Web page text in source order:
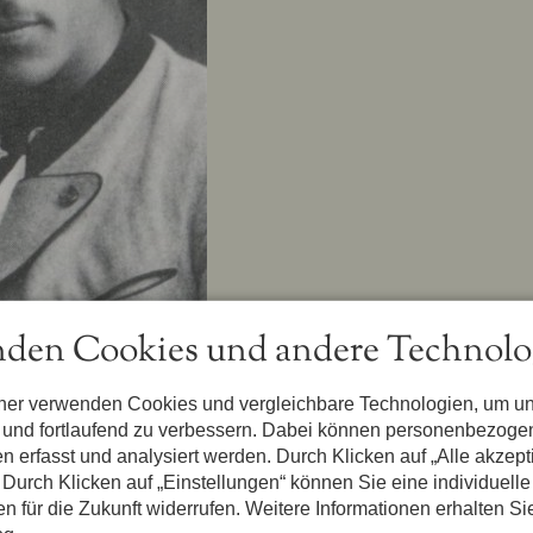
khaiße, hot a deam Mattheestag, a deam die Zwie’m
’m Prinzeschlofzimmr a Finschtr offglong. Dees händ
vrlikkeled. Druf seit Hugo zu Filipe: „Bum Kaiser
bu deam Finschtr ning, mached Klimmziig, klimmed
vrschlofed und schnarchled, daß bas bis ’m
Cookies und andere
verwenden Cookies und vergleichbare Technologien, um
fortlaufend zu verbessern. Dabei können
erfasst und analysiert werden. Durch Klicken auf „Alle
Klicken auf „Einstellungen“ können Sie eine
für die Zukunft widerrufen. Weitere Informationen erhalten